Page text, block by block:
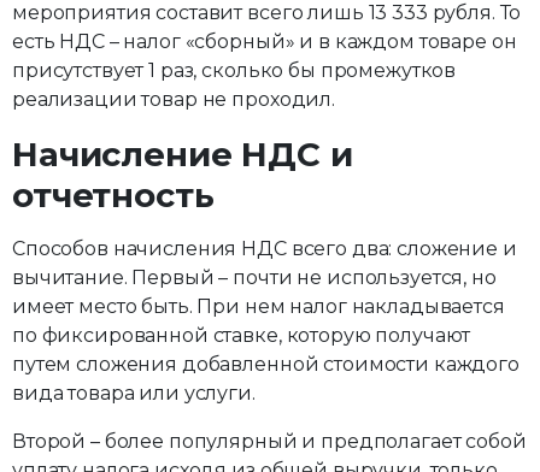
мероприятия составит всего лишь 13 333 рубля. То
есть НДС – налог «сборный» и в каждом товаре он
присутствует 1 раз, сколько бы промежутков
реализации товар не проходил.
Начисление НДС и
отчетность
Способов начисления НДС всего два: сложение и
вычитание. Первый – почти не используется, но
имеет место быть. При нем налог накладывается
по фиксированной ставке, которую получают
путем сложения добавленной стоимости каждого
вида товара или услуги.
Второй – более популярный и предполагает собой